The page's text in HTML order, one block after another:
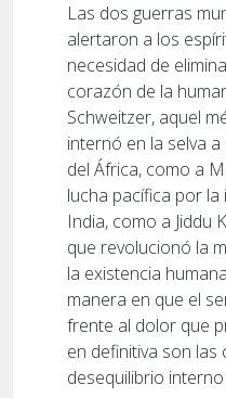
Las dos guerras
alertaron a los
necesidad de
corazón de la
Schweitzer, aquel
internó en la selva
del África, como a
lucha pacífica por
India, como a Jiddu
que revolucionó la
la existencia
manera en que el
frente al dolor que
en definitiva son las
desequilibrio